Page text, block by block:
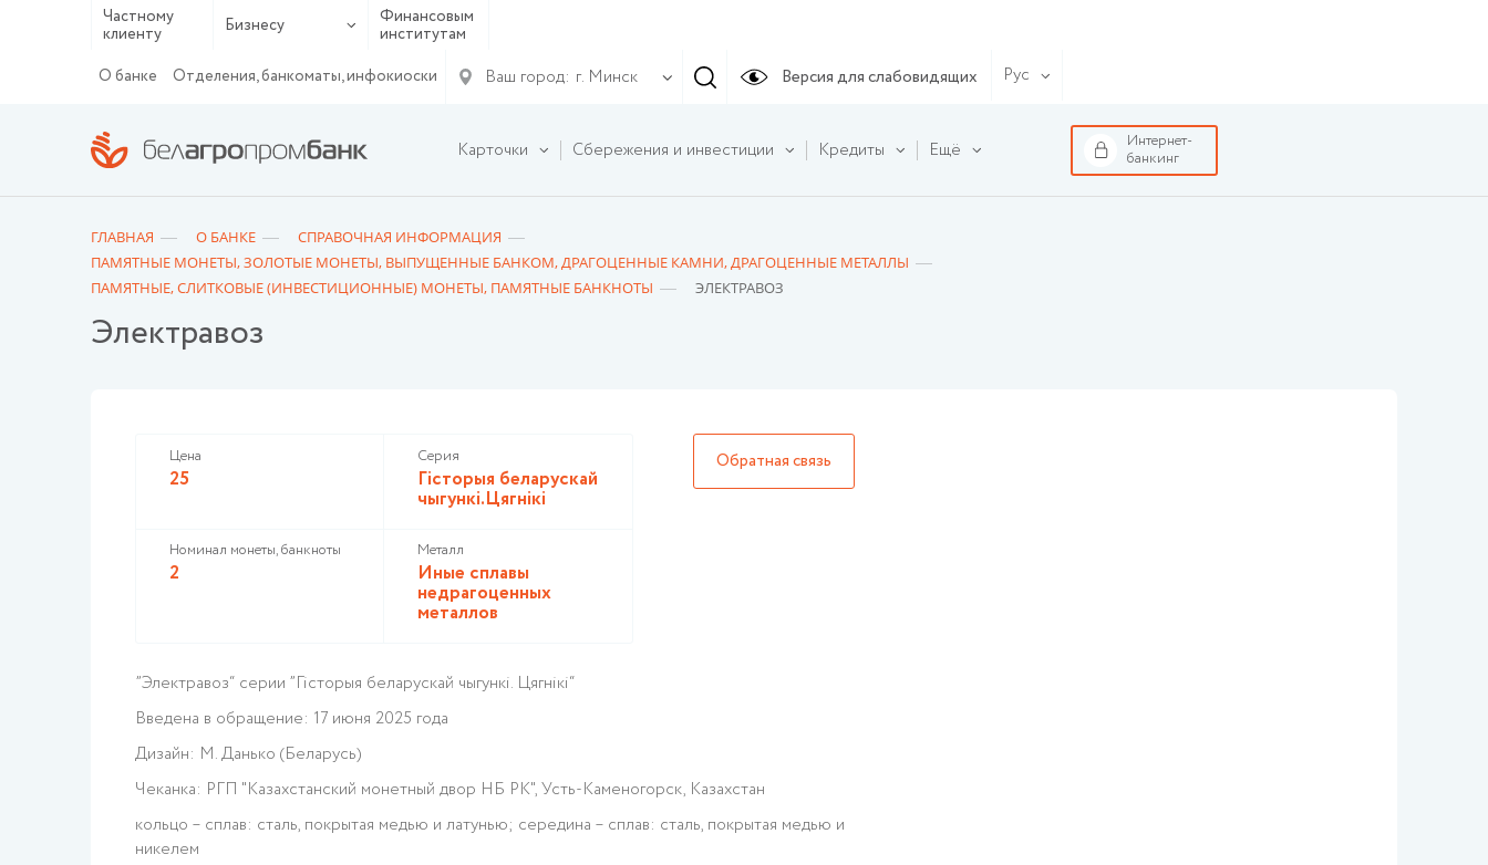
Частному
клиенту
Бизнесу
Финансовым
институтам
О банке
Отделения, банкоматы, инфокиоски Ваш город: г. Минск Версия для слабовидящих Рус
Карточки Сбережения и инвестиции Кредиты Ещё
Интернет-
банкинг
ГЛАВНАЯ О БАНКЕ
СПРАВОЧНАЯ ИНФОРМАЦИЯ
ПАМЯТНЫЕ МОНЕТЫ, ЗОЛОТЫЕ МОНЕТЫ, ВЫПУЩЕННЫЕ БАНКОМ, ДРАГОЦЕННЫЕ КАМНИ, ДРАГОЦЕННЫЕ МЕТАЛЛЫ
ПАМЯТНЫЕ, СЛИТКОВЫЕ (ИНВЕСТИЦИОННЫЕ) МОНЕТЫ, ПАМЯТНЫЕ БАНКНОТЫ
ЭЛЕКТРАВОЗ
Электравоз
Цена
25
Серия
Гiсторыя беларускай
чыгункi.Цягнiкi
Номинал монеты, банкноты
2
Металл
Иные сплавы
недрагоценных
металлов
Обратная связь
”Электравоз“ серии ”Гісторыя беларускай чыгункі. Цягнікі“
Введена в обращение: 17 июня 2025 года
Дизайн: М. Данько (Беларусь)
Чеканка: РГП "Казахстанский монетный двор НБ РК", Усть-Каменогорск, Казахстан
кольцо – сплав: сталь, покрытая медью и латунью; середина – сплав: сталь, покрытая медью и
никелем